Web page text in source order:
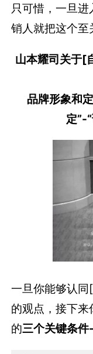
只可惜，一旦
销人就把这个至
山本耀司关于[
品牌形象和
定”-
一旦你能够认
的观点，接下
的三个关键条